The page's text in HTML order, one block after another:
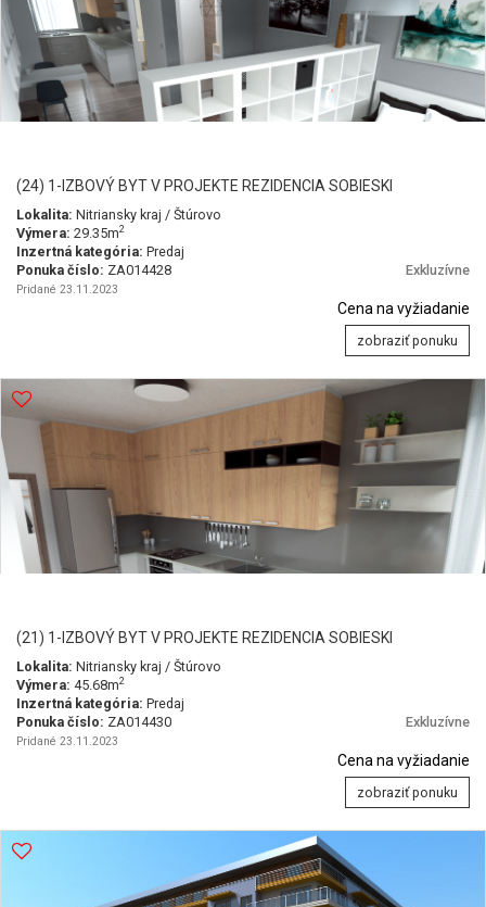
(24) 1-IZBOVÝ BYT V PROJEKTE REZIDENCIA SOBIESKI
Lokalita: Nitriansky kraj / Štúrovo
Výmera: 29.35m2
Inzertná kategória: Predaj
Ponuka číslo: ZA014428 Exkluzívne
Pridané 23.11.2023
Cena na vyžiadanie
zobraziť ponuku
(21) 1-IZBOVÝ BYT V PROJEKTE REZIDENCIA SOBIESKI
Lokalita: Nitriansky kraj / Štúrovo
Výmera: 45.68m2
Inzertná kategória: Predaj
Ponuka číslo: ZA014430 Exkluzívne
Pridané 23.11.2023
Cena na vyžiadanie
zobraziť ponuku